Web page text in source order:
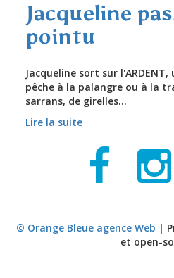
Jacqueline
pointu
Jacqueline sort sur
pêche à la palangre ou à la
sarrans, de girelles...
Lire la suitede Jacqueline
© Orange Bleue agence Web |
et open-